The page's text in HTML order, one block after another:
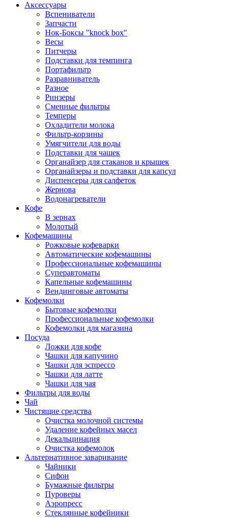
Аксессуары
Вспениватели
Запчасти
Нок-Боксы "knock box"
Весы
Питчеры
Подставки для темпинга
Портафильтр
Разравниватель
Разное
Ринзеры
Сменные фильтры
Темперы
Охладители молока
Фильтр-корзины
Умягчители для воды
Подставки для чашек
Органайзер для стаканов и крышек
Органайзеры и подставки для капсул
Диспенсеры для салфеток
Жернова
Водонагреватели
Кофе
В зернах
Молотый
Кофемашины
Рожковые кофеварки
Автоматические кофемашины
Профессиональные кофемашины
Суперавтоматы
Капельные кофемашины
Вендинговые автоматы
Кофемолки
Бытовые кофемолки
Профессиональные кофемолки
Кофемолки для магазина
Посуда
Ложки для кофе
Чашки для капучино
Чашки для эспрессо
Чашки для латте
Чашки для чая
Фильтры для воды
Чай
Чистящие средства
Очистка молочной системы
Удаление кофейных масел
Декальцинация
Очистка кофемолок
Альтернативное заваривание
Чайники
Сифон
Бумажные фильтры
Пуроверы
Аэропресс
Стеклянные кофейники